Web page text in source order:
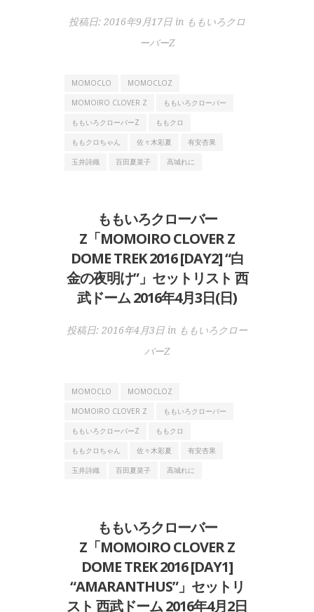
投稿日: 2016年9月17日 in ももいろクロ
ーバーZ
MOMOCLO
MOMOCLOZ
MOMOIRO CLOVER Z
ももいろクローバー
ももいろクローバーZ
ももクロ
ももクロちゃん
佐々木彩夏
有安杏果
玉井詩織
百田夏菜子 高城れに
ももいろクローバー
Z「MOMOIRO CLOVER Z
DOME TREK 2016 [DAY2] “白
金の夜明け”」セットリスト 西
武ドーム 2016年4月3日(日)
投稿日: 2016年4月3日 in ももいろクロー
バーZ
MOMOCLO
MOMOCLOZ
MOMOIRO CLOVER Z
ももいろクローバー
ももいろクローバーZ
ももクロ
ももクロちゃん
佐々木彩夏
有安杏果
玉井詩織
百田夏菜子 高城れに
ももいろクローバー
Z「MOMOIRO CLOVER Z
DOME TREK 2016 [DAY1]
“AMARANTHUS”」セットリ
スト 西武ドーム 2016年4月2日